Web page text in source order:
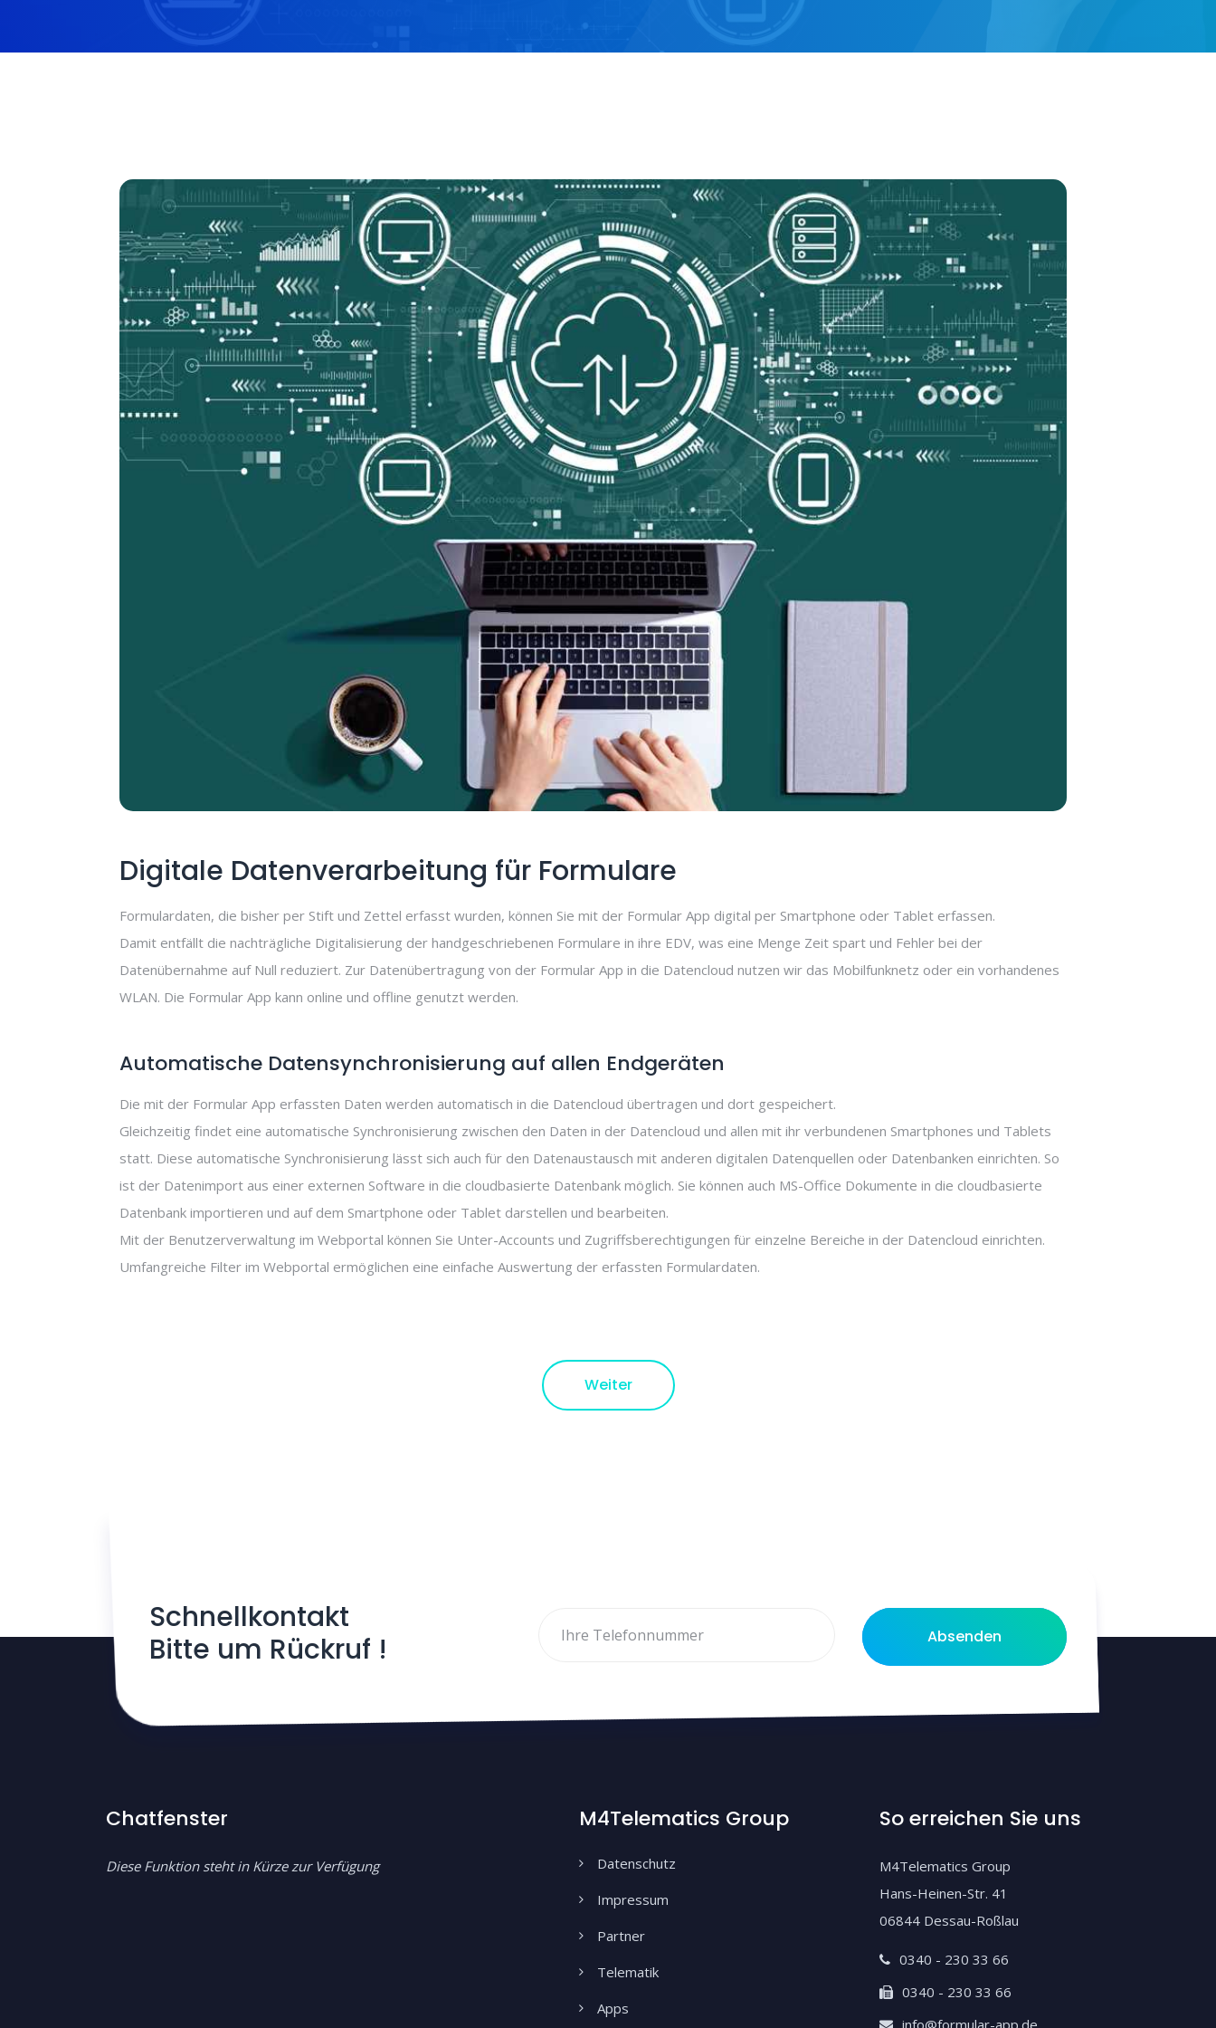
Digitale Datenverarbeitung für Formulare
Formulardaten, die bisher per Stift und Zettel erfasst wurden, können Sie mit der Formular App digital per Smartphone oder Tablet erfassen.
Damit entfällt die nachträgliche Digitalisierung der handgeschriebenen Formulare in ihre EDV, was eine Menge Zeit spart und Fehler bei der
Datenübernahme auf Null reduziert. Zur Datenübertragung von der Formular App in die Datencloud nutzen wir das Mobilfunknetz oder ein vorhandenes
WLAN. Die Formular App kann online und offline genutzt werden.
Automatische Datensynchronisierung auf allen Endgeräten
Die mit der Formular App erfassten Daten werden automatisch in die Datencloud übertragen und dort gespeichert.
Gleichzeitig findet eine automatische Synchronisierung zwischen den Daten in der Datencloud und allen mit ihr verbundenen Smartphones und Tablets
statt. Diese automatische Synchronisierung lässt sich auch für den Datenaustausch mit anderen digitalen Datenquellen oder Datenbanken einrichten. So
ist der Datenimport aus einer externen Software in die cloudbasierte Datenbank möglich. Sie können auch MS-Office Dokumente in die cloudbasierte
Datenbank importieren und auf dem Smartphone oder Tablet darstellen und bearbeiten.
Mit der Benutzerverwaltung im Webportal können Sie Unter-Accounts und Zugriffsberechtigungen für einzelne Bereiche in der Datencloud einrichten.
Umfangreiche Filter im Webportal ermöglichen eine einfache Auswertung der erfassten Formulardaten.
Weiter
Schnellkontakt
Bitte um Rückruf !
Absenden
Chatfenster
Diese Funktion steht in Kürze zur Verfügung
M4Telematics Group
Datenschutz
Impressum
Partner
Telematik
Apps
So erreichen Sie uns
M4Telematics Group
Hans-Heinen-Str. 41
06844 Dessau-Roßlau
0340 - 230 33 66
0340 - 230 33 66